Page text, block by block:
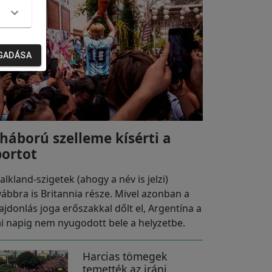
szelleme kísérti a
szigetek (ahogy a név is jelzi)
is Britannia része. Mivel azonban a
joga erőszakkal dőlt el, Argentína a
napig nem nyugodott bele a helyzetbe.
Harcias tömegek
temették az iráni